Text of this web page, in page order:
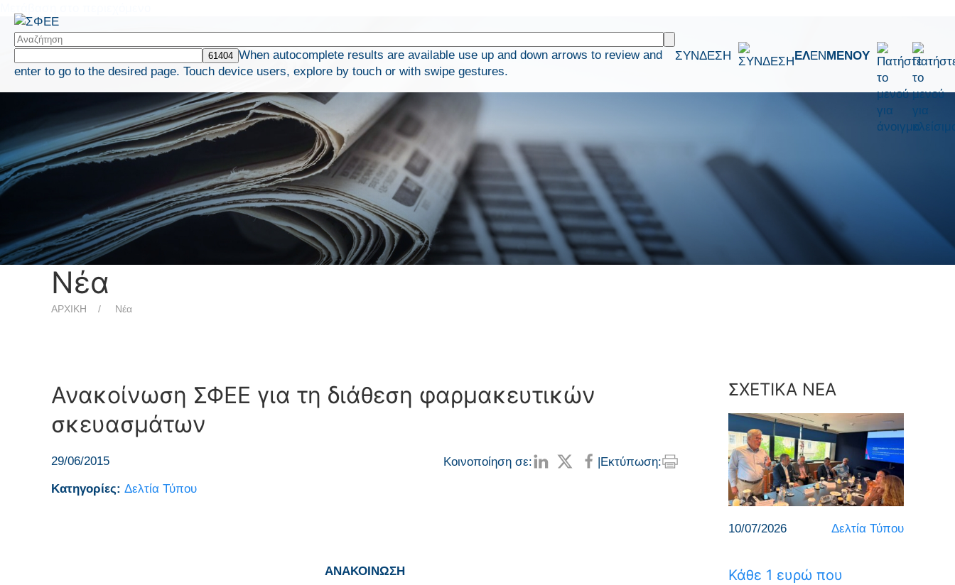
When autocomplete results are available use up and down arrows to review and
enter to go to the desired page. Touch device users, explore by touch or with swipe gestures.
ΣΥΝΔΕΣΗ ΕΛEN ΜΕΝΟΥ
Νέα
ΑΡΧΙΚΗ Νέα
Ανακοίνωση ΣΦΕΕ για τη διάθεση φαρμακευτικών
σκευασμάτων
29/06/2015 Κοινοποίηση σε: |Εκτύπωση:
Κατηγορίες: Δελτία Τύπου
ΑΝΑΚΟΙΝΩΣΗ
ΣΧΕΤΙΚΑ ΝΕΑ
10/07/2026 Δελτία Τύπου
Κάθε 1 ευρώ που